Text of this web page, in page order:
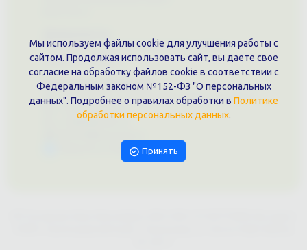
Политика обработки персональных данных
Публичная оферта
Контакты филиала
г. Краснодар, ул. Шоссе Нефтяников, 28, оф. 51
+7 (861)202-09-02
+7 (909)466-00-16
Написать в Telegram
Мы используем файлы cookie для улучшения работы с
сайтом. Продолжая использовать сайт, вы даете свое
согласие на обработку файлов cookie в соответствии с
Федеральным законом №152-ФЗ "О персональных
данных". Подробнее о правилах обработки в Политике
обработки персональных данных.
Принять